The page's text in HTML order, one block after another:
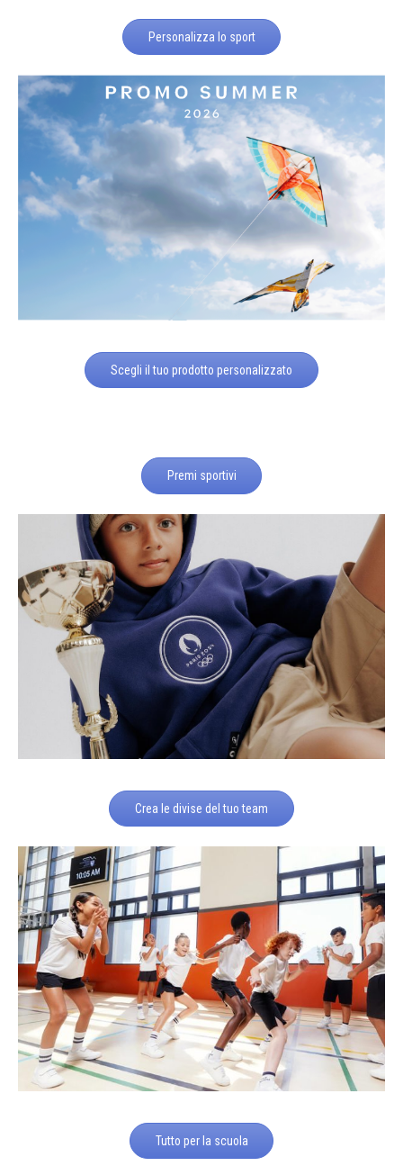
Personalizza lo sport
Scegli il tuo prodotto personalizzato
Premi sportivi
Crea le divise del tuo team
Tutto per la scuola